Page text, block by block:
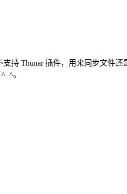
持 Thunar 插件，用来同步文件还
。